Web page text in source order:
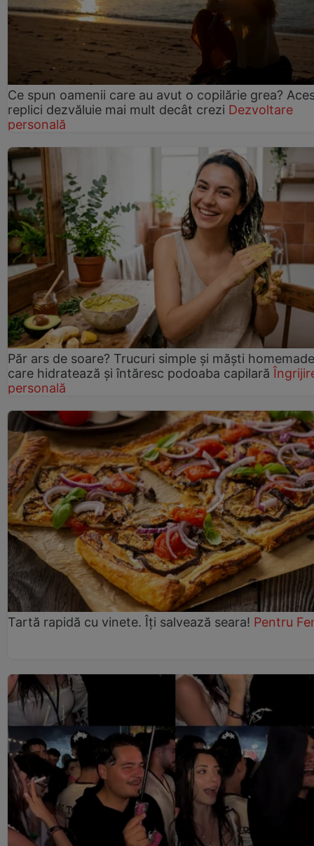
Ce spun oamenii care au avut o copilărie grea?
replici dezvăluie mai mult decât crezi Dezvoltare
personală
Păr ars de soare? Trucuri simple și măști homemade
care hidratează și întăresc podoaba capilară
personală
Tartă rapidă cu vinete. Îți salvează seara! Pentru